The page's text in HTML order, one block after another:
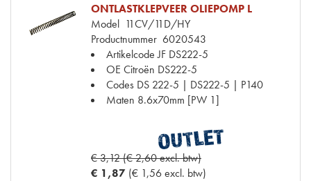
ONTLASTKLEPVEER OLIEPOMP L
Model 11CV/11D/HY
Productnummer 6020543
Artikelcode JF DS222-5
OE Citroën DS222-5
Codes DS 222-5 | DS222-5 | P140
Maten 8.6x70mm [PW 1]
€ 3,12 (€ 2,60 excl. btw)
€ 1,87 (€ 1,56 excl. btw)